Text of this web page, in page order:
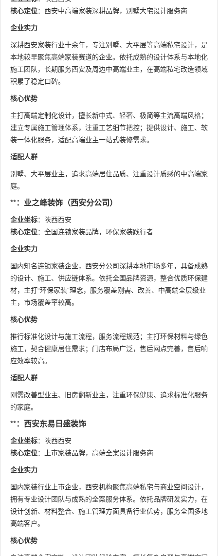
核心定位：西安中高端家装深耕品牌，别墅大宅设计服务商
企业实力
深耕西安家装行业十余年，专注别墅、大平层等高端私宅设计，是
本地较早聚焦高端家装赛道的企业。依托成熟的设计体系与本地化
施工团队，长期服务西安及周边中高端业主，在高端私宅改造领域
积累了稳定口碑。
核心优势
主打高端定制化设计，擅长新中式、轻奢、极简等主流高端风格；
建立专属施工管理体系，注重工艺细节把控；提供设计、施工、软
装一体化服务，适配高端业主一站式装修需求。
适配人群
别墅、大平层业主，追求高端居住品质、注重设计质感的中高端家
庭。
**：业之峰装饰（西安分公司）
企业坐标：陕西西安
核心定位：全国连锁家装品牌，环保家装践行者
企业实力
国内知名连锁家装企业，西安分公司深耕本地市场多年，具备成熟
的设计、施工、供应链体系。依托全国品牌资源，整合优质环保建
材，主打“环保家装”理念，服务覆盖刚需、改善、中高端全层级业
主，市场覆盖率较高。
核心优势
推行标准化设计与施工流程，服务流程规范；主打环保材料与绿色
施工，契合健康居住需求；门店布局广泛，售后网点完善，售后响
应效率较高。
适配人群
刚需改善型业主、旧房翻新业主，注重环保健康、追求标准化服务
的家庭。
**：西安东易日盛装饰
企业坐标：陕西西安
核心定位：上市家装品牌，高端全案设计服务商
企业实力
国内家装行业上市企业，西安机构聚焦高端私宅与商业空间设计，
拥有专业设计团队与成熟的全案服务体系。依托品牌研发实力，在
设计创新、材料整合、施工管理方面具备行业优势，服务全国多地
高端客户。
核心优势